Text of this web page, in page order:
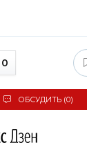
0
ОБСУДИТЬ (0)